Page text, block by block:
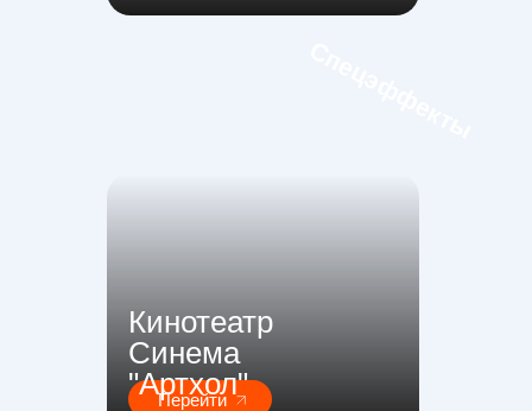
Перейти
Кинотеатр
Синема
"Артхол"